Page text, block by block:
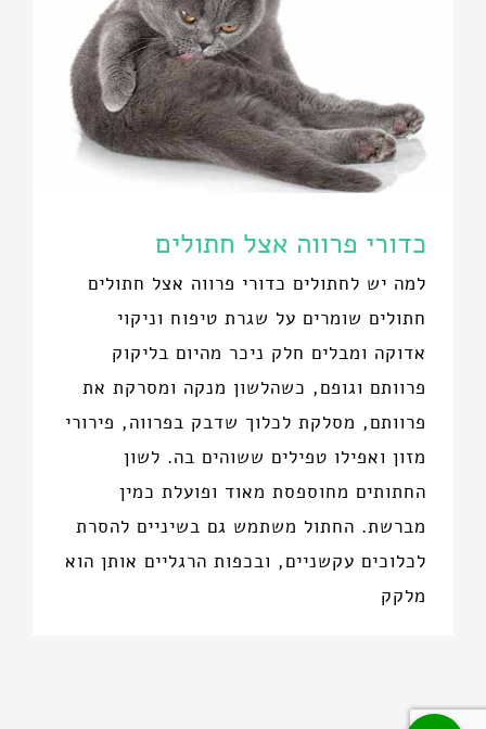
כדורי פרווה אצל חתולים
למה יש לחתולים כדורי פרווה אצל חתולים
חתולים שומרים על שגרת טיפוח וניקוי
אדוקה ומבלים חלק ניכר מהיום בליקוק
פרוותם וגופם, כשהלשון מנקה ומסרקת את
פרוותם, מסלקת לכלוך שדבק בפרווה, פירורי
מזון ואפילו טפילים ששוהים בה. לשון
החתותים מחוספסת מאוד ופועלת כמין
מברשת. החתול משתמש גם בשיניים להסרת
לכלוכים עקשניים, ובכפות הרגליים אותן הוא
מלקק